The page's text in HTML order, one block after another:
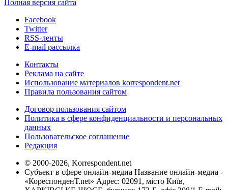
Полная версия сайта
Facebook
Twitter
RSS-ленты
E-mail рассылка
Контакты
Реклама на сайте
Использование материалов korrespondent.net
Правила пользования сайтом
Договор пользования сайтом
Политика в сфере конфиденциальности и персональных
данных
Пользовательское соглашение
Редакция
© 2000-2026, Korrespondent.net
Субъект в сфере онлайн-медиа Название онлайн-медиа -
«КореспонденТ.net» Адрес: 02091, місто Київ,